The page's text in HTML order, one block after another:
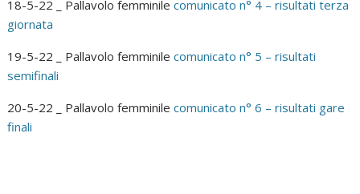
18-5-22 _ Pallavolo femminilecomunicato n° 4 – risultati terza
giornata
19-5-22 _ Pallavolo femminilecomunicato n° 5 – risultati
semifinali
20-5-22 _ Pallavolo femminilecomunicato n° 6 – risultati gare
finali